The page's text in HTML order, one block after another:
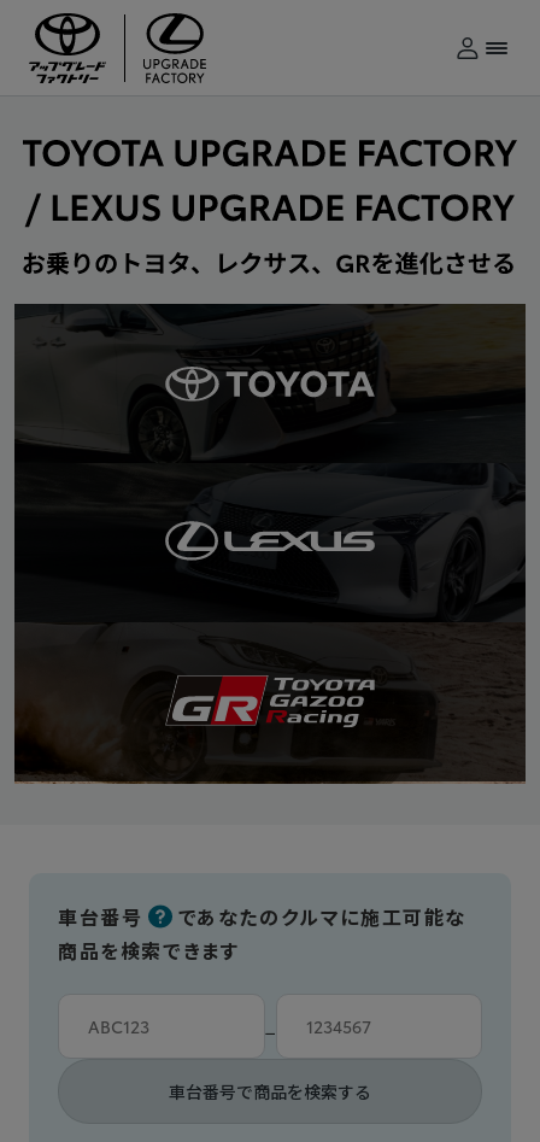
車台番号
であなたのクルマに施工可能な
商品を検索できます
−
車台番号で商品を検索する